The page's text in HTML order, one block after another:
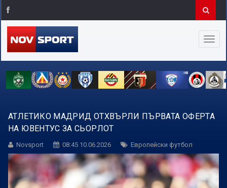
АТЛЕТИКО МАДРИД ОТХВЪРЛИ ПЪРВАТА ОФЕРТА
НА ЮВЕНТУС ЗА СЬОРЛОТ
Novsport 08:45 10.06.2026 Европейски футбол